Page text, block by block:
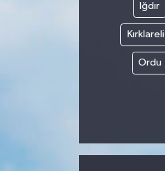
Iğdır
Kırklareli
Ordu